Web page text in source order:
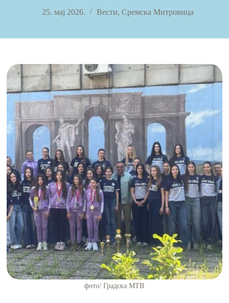
25. мај 2026.
Вести,Сремска Митровица
фото/ Градска МТВ